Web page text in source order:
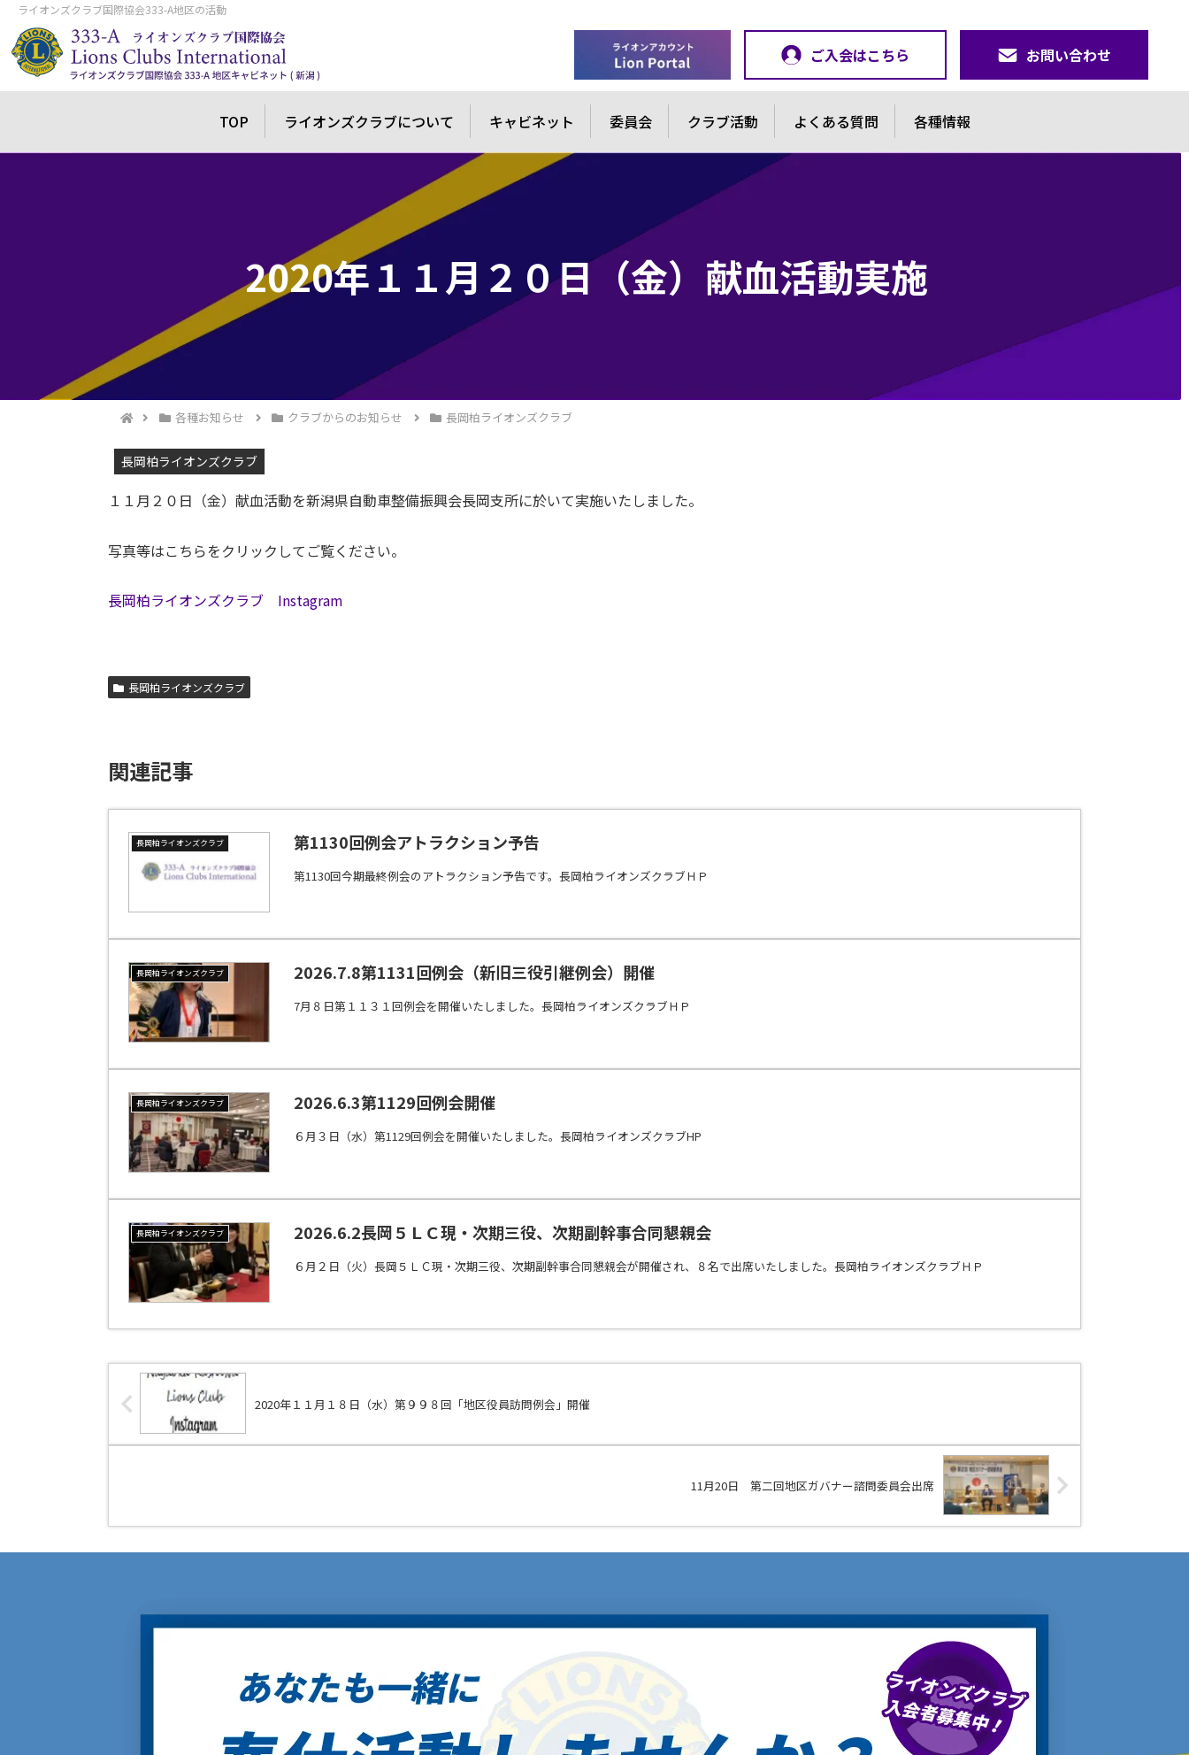
ライオンズクラブ国際協会333-A地区の活動
ご入会はこちら お問い合わせ
TOP ライオンズクラブについて キャビネット 委員会 クラブ活動 よくある質問 各種情報
2020年１１月２０日（金）献血活動実施
各種お知らせ クラブからのお知らせ 長岡柏ライオンズクラブ
長岡柏ライオンズクラブ
１１月２０日（金）献血活動を新潟県自動車整備振興会長岡支所に於いて実施いたしました。
写真等はこちらをクリックしてご覧ください。
長岡柏ライオンズクラブ Instagram
長岡柏ライオンズクラブ
関連記事
長岡柏ライオンズクラブ 第1130回例会アトラクション予告
第1130回今期最終例会のアトラクション予告です。長岡柏ライオンズクラブＨＰ
長岡柏ライオンズクラブ 2026.7.8第1131回例会（新旧三役引継例会）開催
7月８日第１１３１回例会を開催いたしました。長岡柏ライオンズクラブＨＰ
長岡柏ライオンズクラブ 2026.6.3第1129回例会開催
６月３日（水）第1129回例会を開催いたしました。長岡柏ライオンズクラブHP
長岡柏ライオンズクラブ 2026.6.2長岡５ＬＣ現・次期三役、次期副幹事合同懇親会
６月２日（火）長岡５ＬＣ現・次期三役、次期副幹事合同懇親会が開催され、８名で出席いたしました。長岡柏ライオンズクラブＨＰ
2020年１１月１８日（水）第９９８回「地区役員訪問例会」開催
11月20日 第二回地区ガバナー諮問委員会出席